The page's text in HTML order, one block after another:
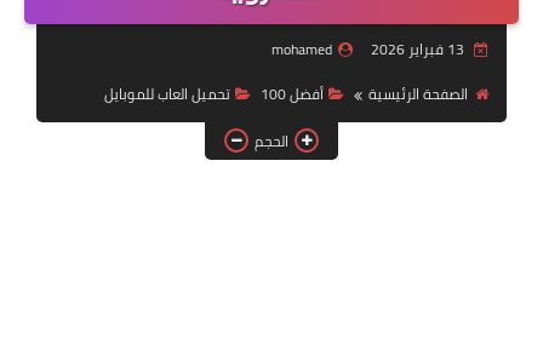
تحميل لعبة جاتا
تحميل العاب حرب
mohamed
الصفحة الرئيسية
أفضل 100
تحميل العاب للموبايل
الحجم